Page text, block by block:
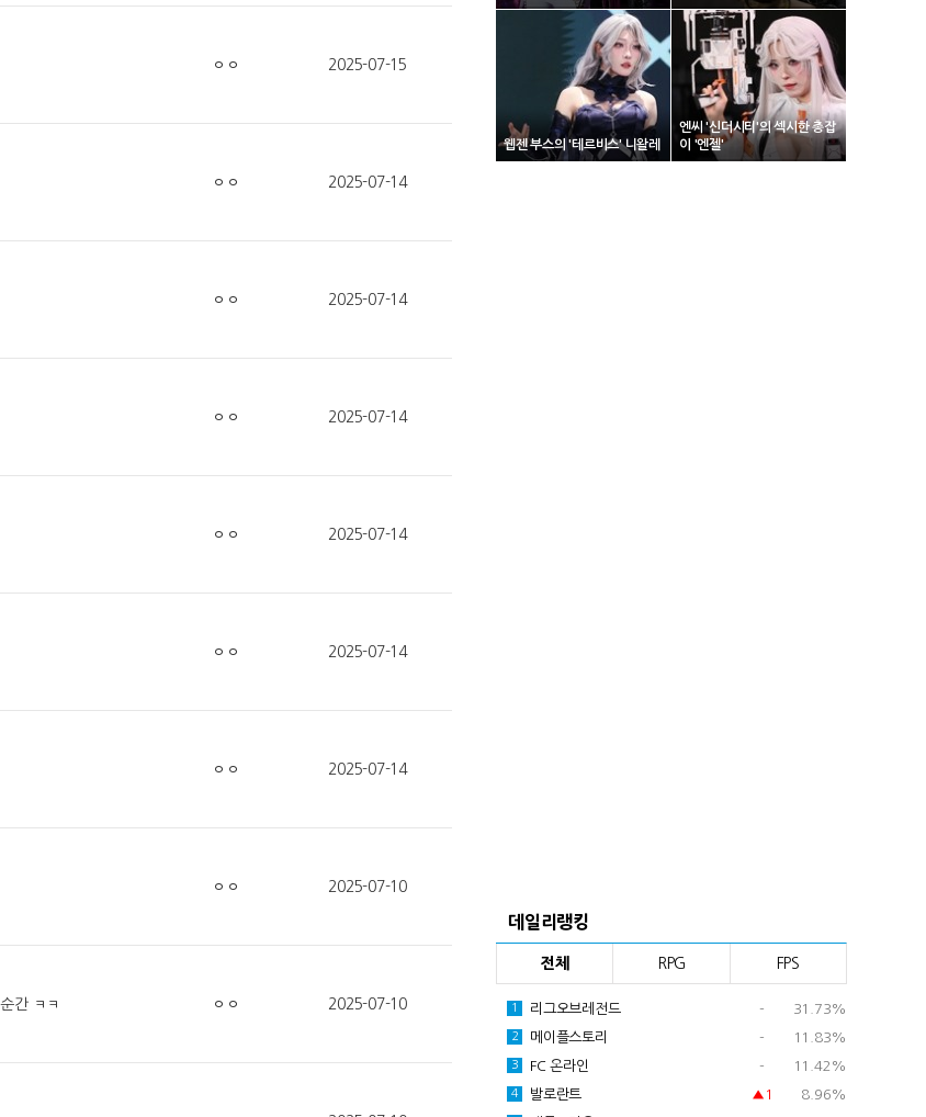
ㅇㅇ 2025-07-15
ㅇㅇ 2025-07-14
ㅇㅇ 2025-07-14
ㅇㅇ 2025-07-14
ㅇㅇ 2025-07-14
ㅇㅇ 2025-07-14
ㅇㅇ 2025-07-14
ㅇㅇ 2025-07-10
간 ㅋㅋ ㅇㅇ 2025-07-10
웹젠 부스의 '테르비스' 니왈레
엔씨 '신더시티'의 섹시한 총잡
이 '엔젤'
데일리랭킹
전체 RPG FPS
1 리그오브레전드 - 31.73%
2 메이플스토리 - 11.83%
3 FC 온라인 - 11.42%
4 발로란트 ▲1 8.96%